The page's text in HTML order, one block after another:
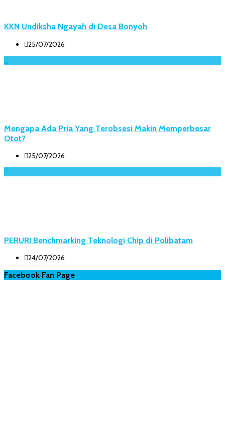
KKN Undiksha Ngayah di Desa Bonyoh
25/07/2026
Mengapa Ada Pria Yang Terobsesi Makin Memperbesar
Otot?
25/07/2026
PERURI Benchmarking Teknologi Chip di Polibatam
24/07/2026
Facebook Fan Page